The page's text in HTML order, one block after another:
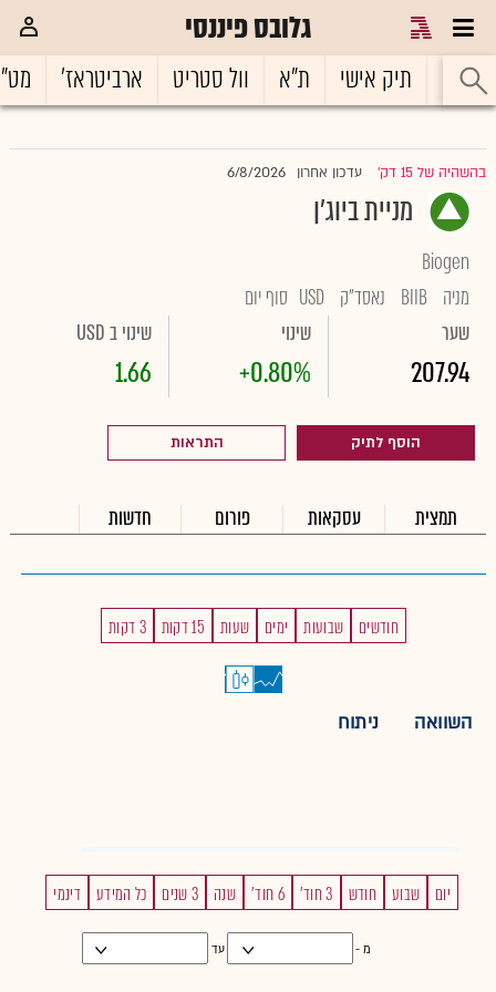
גלובס פיננסי
ראשי תיק אישי ת"א וול סטריט ארביטראז'
בהשהיה של 15 דק' עדכון אחרון 6/8/2026
מניית ביוג'ן
Biogen
מניה BIIB נאסד"ק USD סוף יום
שער
207.94
שינוי
+0.80%
שינוי ב USD
1.66
הוסף לתיק התראות
תמצית עסקאות פורום חדשות
חודשים שבועות ימים שעות 15 דקות 3 דקות
השוואה ניתוח
יום שבוע חודש 3 חוד' 6 חוד' שנה 3 שנים כל המידע דינמי
מ - עד